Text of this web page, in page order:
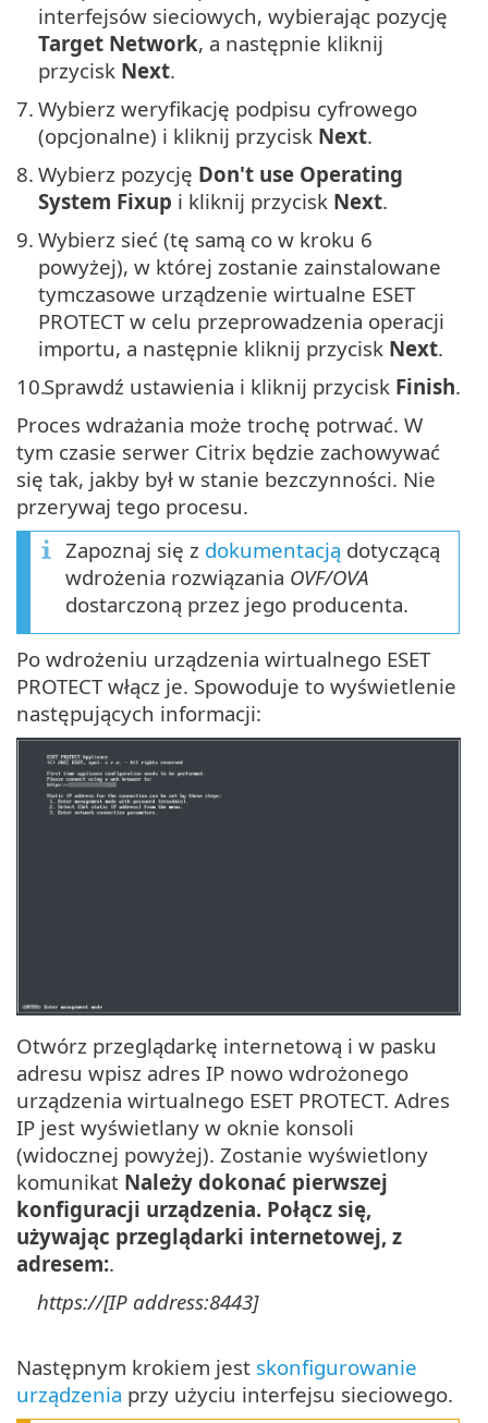
interfejsów sieciowych, wybierając pozycję
Target Network, a następnie kliknij
przycisk Next.
7. Wybierz weryfikację podpisu cyfrowego
(opcjonalne) i kliknij przycisk Next.
8. Wybierz pozycję Don't use Operating
System Fixup i kliknij przycisk Next.
9. Wybierz sieć (tę samą co w kroku 6
powyżej), w której zostanie zainstalowane
tymczasowe urządzenie wirtualne ESET
PROTECT w celu przeprowadzenia operacji
importu, a następnie kliknij przycisk Next.
10.Sprawdź ustawienia i kliknij przycisk Finish.
Proces wdrażania może trochę potrwać. W
tym czasie serwer Citrix będzie zachowywać
się tak, jakby był w stanie bezczynności. Nie
przerywaj tego procesu.
Zapoznaj się z dokumentacją dotyczącą
wdrożenia rozwiązania OVF/OVA
dostarczoną przez jego producenta.
Po wdrożeniu urządzenia wirtualnego ESET
PROTECT włącz je. Spowoduje to wyświetlenie
następujących informacji:
Otwórz przeglądarkę internetową i w pasku
adresu wpisz adres IP nowo wdrożonego
urządzenia wirtualnego ESET PROTECT. Adres
IP jest wyświetlany w oknie konsoli
(widocznej powyżej). Zostanie wyświetlony
komunikat Należy dokonać pierwszej
konfiguracji urządzenia. Połącz się,
używając przeglądarki internetowej, z
adresem:.
https://[IP address:8443]
Następnym krokiem jest skonfigurowanie
urządzenia przy użyciu interfejsu sieciowego.